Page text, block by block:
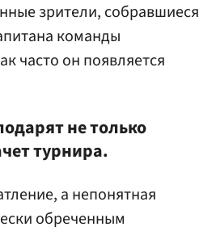
зрители, собравшиеся
команды
часто он появляется
не только
турнира.
а непонятная
обреченным